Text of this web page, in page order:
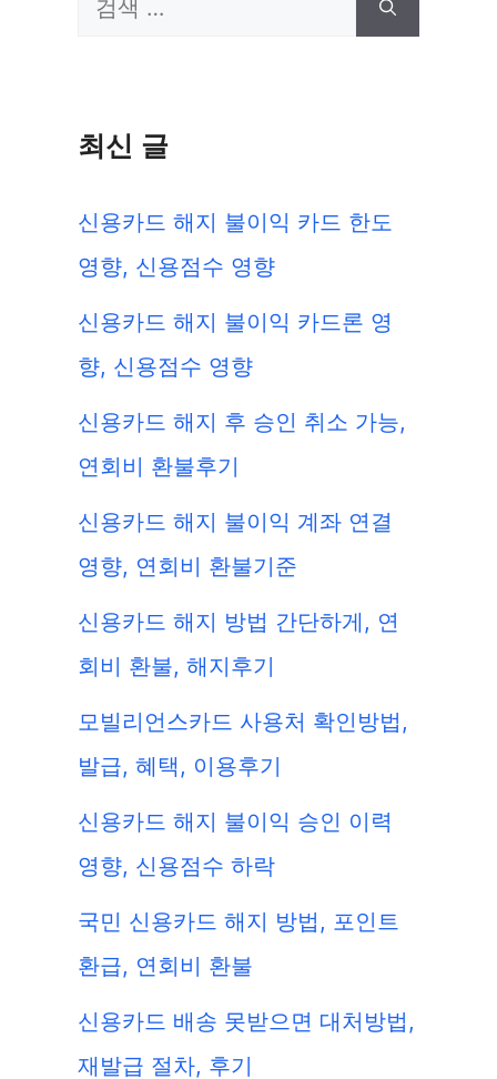
최신 글
신용카드 해지 불이익 카드 한도
영향, 신용점수 영향
신용카드 해지 불이익 카드론 영
향, 신용점수 영향
신용카드 해지 후 승인 취소 가능,
연회비 환불후기
신용카드 해지 불이익 계좌 연결
영향, 연회비 환불기준
신용카드 해지 방법 간단하게, 연
회비 환불, 해지후기
모빌리언스카드 사용처 확인방법,
발급, 혜택, 이용후기
신용카드 해지 불이익 승인 이력
영향, 신용점수 하락
국민 신용카드 해지 방법, 포인트
환급, 연회비 환불
신용카드 배송 못받으면 대처방법,
재발급 절차, 후기